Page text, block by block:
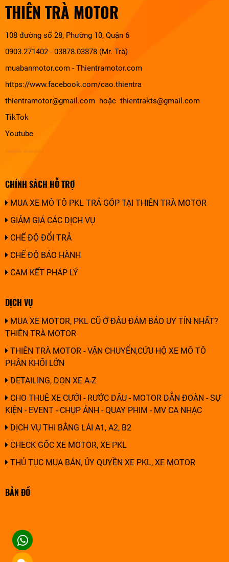
THIÊN TRÀ MOTOR
108 đường số 28, Phường 10, Quận 6
0903.271402 - 03878.03878 (Mr. Trà)
muabanmotor.com - Thientramotor.com
https://www.facebook.com/cao.thientra
thientramotor@gmail.com hoặc thientrakts@gmail.com
TikTok
Youtube
design by chuonghung
CHÍNH SÁCH HỖ TRỢ
MUA XE MÔ TÔ PKL TRẢ GÓP TẠI THIÊN TRÀ MOTOR
GIẢM GIÁ CÁC DỊCH VỤ
CHẾ ĐỘ ĐỔI TRẢ
CHẾ ĐỘ BẢO HÀNH
CAM KẾT PHÁP LÝ
DỊCH VỤ
MUA XE MOTOR, PKL CŨ Ở ĐÂU ĐẢM BẢO UY TÍN NHẤT?
THIÊN TRÀ MOTOR
THIÊN TRÀ MOTOR - VẬN CHUYỂN,CỨU HỘ XE MÔ TÔ
PHÂN KHỐI LỚN
DETAILING, DỌN XE A-Z
CHO THUÊ XE CƯỚI - RƯỚC DÂU - MOTOR DẪN ĐOÀN - SỰ
KIỆN - EVENT - CHỤP ẢNH - QUAY PHIM - MV CA NHẠC
DỊCH VỤ THI BẰNG LÁI A1, A2, B2
CHECK GỐC XE MOTOR, XE PKL
THỦ TỤC MUA BÁN, ỦY QUYỀN XE PKL, XE MOTOR
BẢN ĐỒ